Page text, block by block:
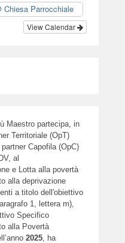
Chiesa Parrocchiale
View Calendar
Maestro partecipa, in
Territoriale (OpT)
Capofila (OpC)
al
e Lotta alla povertà
alla deprivazione
a titolo dell'obiettivo
1, lettera m),
Specifico
alla Povertà
2025, ha